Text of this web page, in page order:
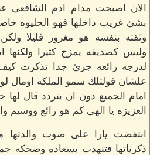
الان اصبحت مدام ادم الشافعى
بشئ غريب داخلها فهو الحليوه
وثقته بنفسه هو مغرور قليلا
وليس كصديقه يمزح كثيرا
لدرجه رائعه جرئ جدا تذكرت كيف
علشان قولتلك سمو الملكه اومال
امام الجميع دون ان يتردد قال لها
العزيزه يا الهى كم هو رائع ووسيم
انتفضت يارا على صوت والدتها
ذكرياتها فتنهدت بسعاده وضحكه